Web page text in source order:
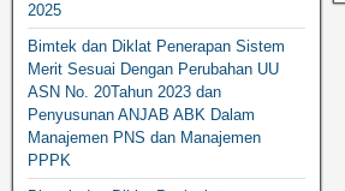
2025
Bimtek dan Diklat Penerapan Sistem
Merit Sesuai Dengan Perubahan UU
ASN No. 20Tahun 2023 dan
Penyusunan ANJAB ABK Dalam
Manajemen PNS dan Manajemen
PPPK